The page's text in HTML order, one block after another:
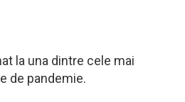
la una dintre cele mai
de pandemie.